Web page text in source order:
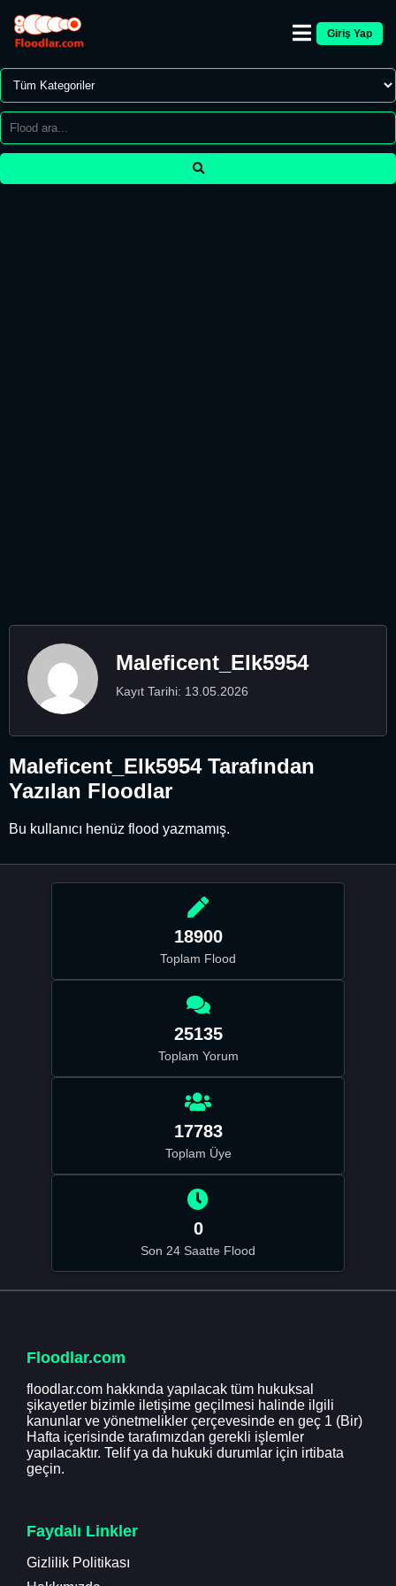
Giriş Yap
Maleficent_Elk5954
Kayıt Tarihi: 13.05.2026
Maleficent_Elk5954 Tarafından
Yazılan Floodlar
Bu kullanıcı henüz flood yazmamış.
18900
Toplam Flood
25135
Toplam Yorum
17783
Toplam Üye
0
Son 24 Saatte Flood
Floodlar.com
floodlar.com hakkında yapılacak tüm hukuksal
şikayetler bizimle iletişime geçilmesi halinde ilgili
kanunlar ve yönetmelikler çerçevesinde en geç 1 (Bir)
Hafta içerisinde tarafımızdan gerekli işlemler
yapılacaktır. Telif ya da hukuki durumlar için irtibata
geçin.
Faydalı Linkler
Gizlilik Politikası